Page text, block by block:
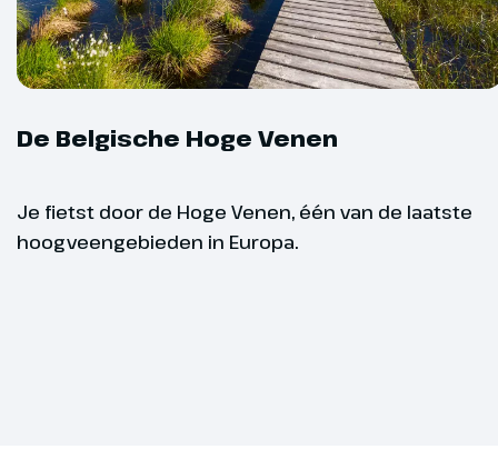
De Belgische Hoge Venen
Je fietst door de Hoge Venen, één van de laatste
hoogveengebieden in Europa.
Dag 2
Vanaf jouw
eindpunt
schitterend